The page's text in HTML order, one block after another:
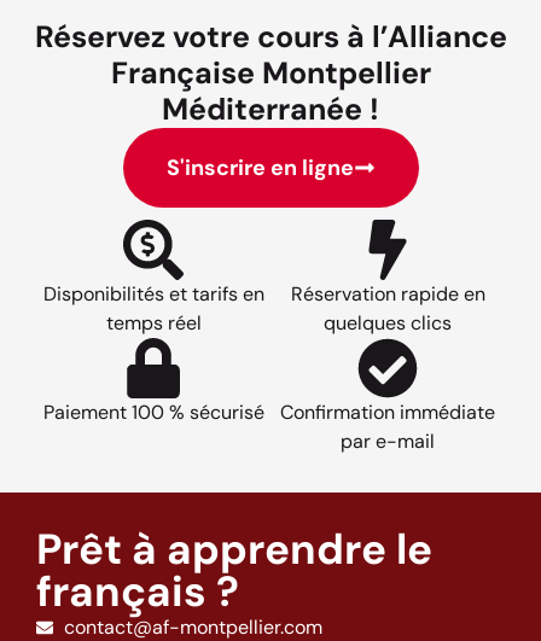
Réservez votre cours à l’Alliance
Française Montpellier
Méditerranée !
S'inscrire en ligne
Disponibilités et tarifs en
temps réel
Réservation rapide en
quelques clics
Paiement 100 % sécurisé
Confirmation immédiate
par e-mail
Prêt à apprendre le
français ?
contact@af-montpellier.com